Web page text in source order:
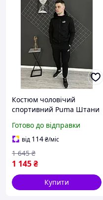
Костюм чоловічий
спортивний Puma Штани
Чорні костюми модні
весна осінь
Готово до відправки
від 114₴/міс
1 145₴
1 645 ₴
Купити